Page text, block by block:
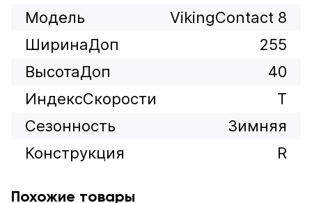
Модель
VikingContact 8
ШиринаДоп
255
ВысотаДоп
40
ИндексСкорости
T
Сезонность
Зимняя
Конструкция
R
Похожие товары